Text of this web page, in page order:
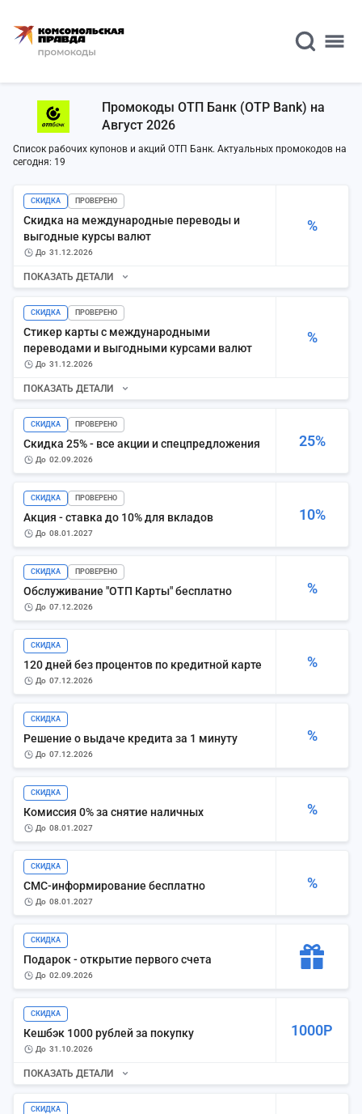
Промокоды ОТП Банк (OTP Bank) на
Август 2026
Список рабочих купонов и акций ОТП Банк. Актуальных промокодов на
сегодня: 19
%
СКИДКА ПРОВЕРЕНО
Скидка на международные переводы и
выгодные курсы валют
до 31.12.2026
ПОКАЗАТЬ ДЕТАЛИ
%
СКИДКА ПРОВЕРЕНО
Стикер карты с международными
переводами и выгодными курсами валют
до 31.12.2026
ПОКАЗАТЬ ДЕТАЛИ
25%
СКИДКА ПРОВЕРЕНО
Скидка 25% - все акции и спецпредложения
до 02.09.2026
10%
СКИДКА ПРОВЕРЕНО
Акция - ставка до 10% для вкладов
до 08.01.2027
%
СКИДКА ПРОВЕРЕНО
Обслуживание "ОТП Карты" бесплатно
до 07.12.2026
%
СКИДКА
120 дней без процентов по кредитной карте
до 07.12.2026
%
СКИДКА
Решение о выдаче кредита за 1 минуту
до 07.12.2026
%
СКИДКА
Комиссия 0% за снятие наличных
до 08.01.2027
%
СКИДКА
СМС-информирование бесплатно
до 08.01.2027
СКИДКА
Подарок - открытие первого счета
до 02.09.2026
1000Р
СКИДКА
Кешбэк 1000 рублей за покупку
до 31.10.2026
ПОКАЗАТЬ ДЕТАЛИ
СКИДКА